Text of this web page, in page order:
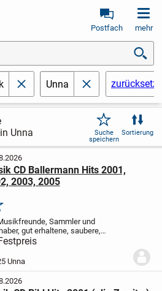
Postfach mehr
schließen
Unna schließen
Unna
Suche
speichern
Sortierung
CD Ballermann Hits 2001,
2003, 2005
Sammler und
gut erhaltene, saubere,
CD`s, siehe Fotos.
Euro. Bei Abnahme aller CD's 12,00
Zu bekommen solange sie online
Unna